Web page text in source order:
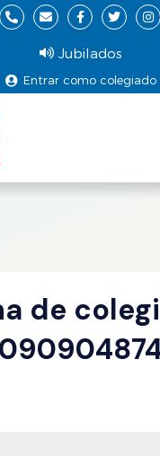
Entrar como colegiado
Jubilados
de